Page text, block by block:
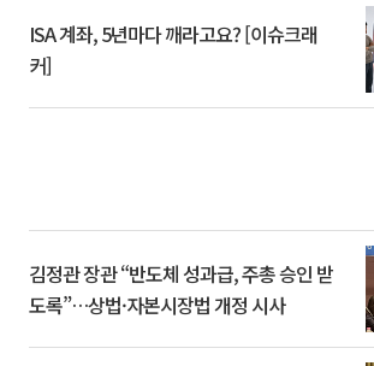
ISA 계좌, 5년마다 깨라고요? [이슈크래
커]
김정관 장관 “반도체 성과급, 주총 승인 받
도록”…상법·자본시장법 개정 시사